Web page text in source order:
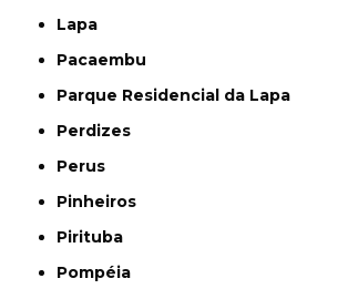
Lapa
Pacaembu
Parque Residencial da Lapa
Perdizes
Perus
Pinheiros
Pirituba
Pompéia